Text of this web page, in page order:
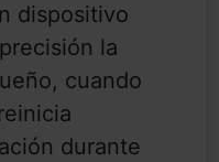
dispositivo
la
cuando
durante